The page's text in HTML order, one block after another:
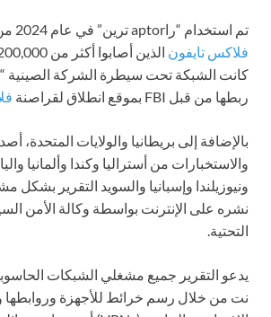
تم استخدام “راaptor ترين” في عام 2024 من قبل قراصنة
فلاكس تايفون
كانت الشبكة تحت سيطرة الشركة الصينية
ربطها من قبل FBI بموقع انطلاق لقراصنة
بالإضافة إلى بريطانيا والولايات المتحدة،
والاستخبارات من أستراليا وكندا وألمانيا
ونيوزيلندا وإسبانيا والسويد التقرير بشكل
نشره على الإنترنت بواسطة وكالة الأمن
التحتية.
يدعو التقرير جميع مشغلي الشبكات
نت من خلال رسم خرائط للأجهزة وروابطها